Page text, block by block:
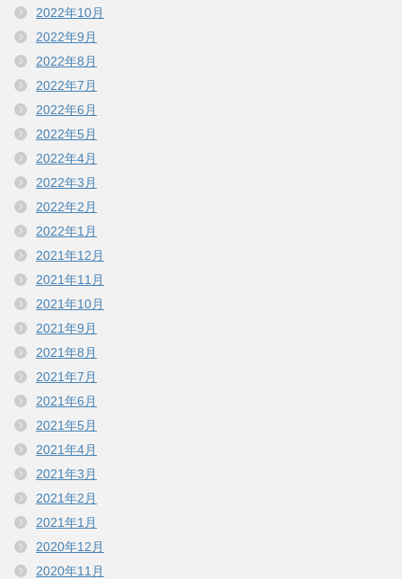
2022年10月
2022年9月
2022年8月
2022年7月
2022年6月
2022年5月
2022年4月
2022年3月
2022年2月
2022年1月
2021年12月
2021年11月
2021年10月
2021年9月
2021年8月
2021年7月
2021年6月
2021年5月
2021年4月
2021年3月
2021年2月
2021年1月
2020年12月
2020年11月